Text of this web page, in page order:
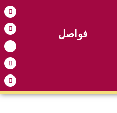
فواصل